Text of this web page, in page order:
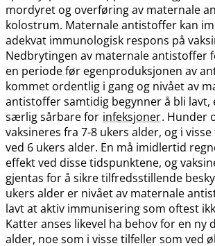
mordyret og overføring av maternale
kolostrum. Maternale antistoffer kan
adekvat immunologisk respons på
Nedbrytingen av maternale antistoffer
en periode før egenproduksjonen av
kommet ordentlig i gang og nivået av
antistoffer samtidig begynner å bli lavt,
særlig sårbare for infeksjoner. Hunder
vaksineres fra 7-8 ukers alder, og i
ved 6 ukers alder. En må imidlertid
effekt ved disse tidspunktene, og
gjentas for å sikre tilfredsstillende
ukers alder er nivået av maternale
lavt at aktiv immunisering som oftest
Katter anses likevel ha behov for en ny
alder, noe som i visse tilfeller som ved